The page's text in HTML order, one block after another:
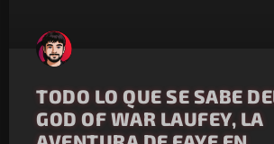
TODO LO QUE SE SABE
GOD OF WAR LAUFEY, LA